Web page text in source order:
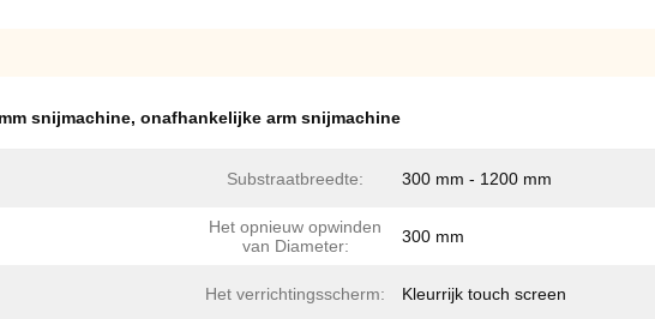
snijmachine, onafhankelijke arm snijmachine
Substraatbreedte: 300 mm - 1200 mm
Het opnieuw opwinden
van Diameter:
300 mm
Het verrichtingsscherm: Kleurrijk touch screen